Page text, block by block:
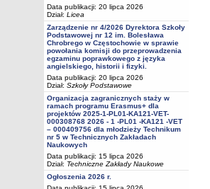
Data publikacji: 20 lipca 2026
Dział: Licea
Zarządzenie nr 4/2026 Dyrektora Szkoły
Podstawowej nr 12 im. Bolesława
Chrobrego w Częstochowie w sprawie
powołania komisji do przeprowadzenia
egzaminu poprawkowego z języka
angielskiego, historii i fizyki.
Data publikacji: 20 lipca 2026
Dział: Szkoły Podstawowe
Organizacja zagranicznych staży w
ramach programu Erasmus+ dla
projektów 2025-1-PL01-KA121-VET-
000308768 2026 - 1 -PL01 -KA121 -VET
– 000409756 dla młodzieży Technikum
nr 5 w Technicznych Zakładach
Naukowych
Data publikacji: 15 lipca 2026
Dział: Techniczne Zakłady Naukowe
Ogłoszenia 2026 r.